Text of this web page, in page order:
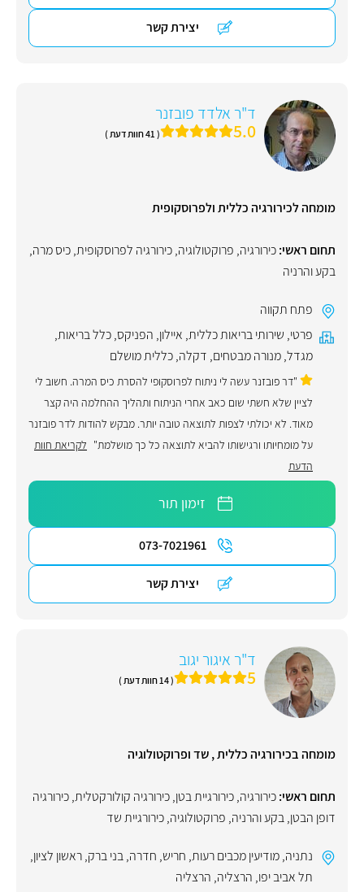
יצירת קשר
ד"ר אלדד פובזנר
5.0 ( 41 חוות דעת )
מומחה לכירורגיה כללית ולפרוסקופית
תחום ראשי:כירורגיה, פרוקטולוגיה,כירורגיה לפרוסקופית,כיס מרה,
בקע והרניה
פתח תקווה
פרטי, שירותי בריאות כללית, איילון, הפניקס,כלל בריאות,
מגדל,מנורה מבטחים, דקלה,כללית מושלם
"דר פובזנר עשה לי ניתוח לפרוסקופי להסרת כיס המרה. חשוב לי
לציין שלא חשתי שום כאב אחרי הניתוח ותהליך ההחלמה היה קצר
מאוד. לא יכולתי לצפות לתוצאה טובה יותר. מבקש להודות לדר פובזנר
על מומחיותו ורגישותו להביא לתוצאה כל כך מושלמת" לקריאת חוות
הדעת
זימון תור
073-7021961
יצירת קשר
ד"ר איגור יגוב
5 ( 14 חוות דעת )
מומחה בכירורגיה כללית , שד ופרוקטולוגיה
תחום ראשי:כירורגיה,כירורגיית בטן,כירורגיה קולורקטלית,כירורגיה
דופן הבטן,בקע והרניה, פרוקטולוגיה,כירורגיית שד
נתניה,מודיעין מכבים רעות, חריש, חדרה,בני ברק,ראשון לציון,
תל אביב יפו, הרצליה, הרצליה